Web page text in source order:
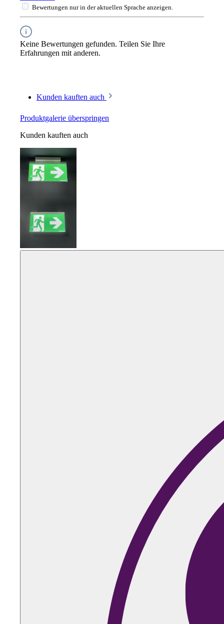
Bewertungen nur in der aktuellen Sprache anzeigen.
Keine Bewertungen gefunden. Teilen Sie Ihre
Erfahrungen mit anderen.
Kunden kauften auch
Produktgalerie überspringen
Kunden kauften auch